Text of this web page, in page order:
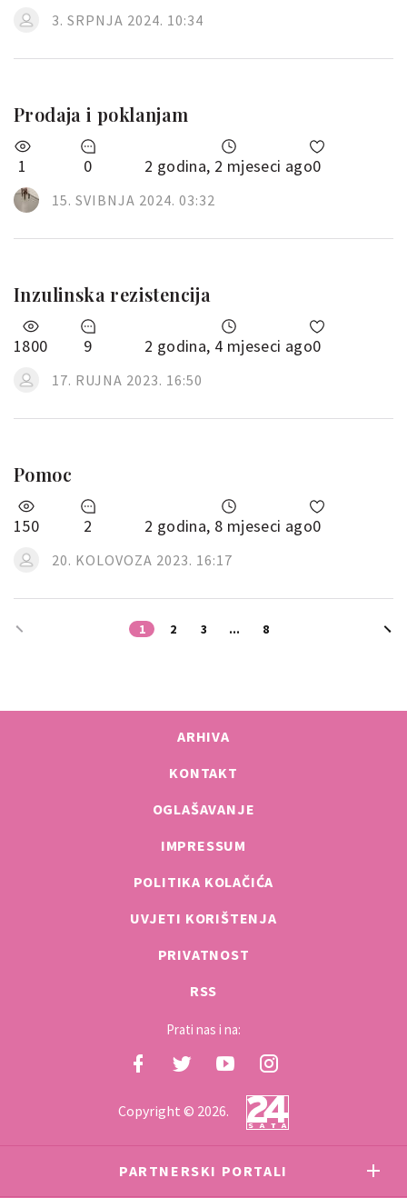
3. SRPNJA 2024. 10:34
Prodaja i poklanjam
1 0 2 godina, 2 mjeseci ago0
15. SVIBNJA 2024. 03:32
Inzulinska rezistencija
1800 9 2 godina, 4 mjeseci ago0
17. RUJNA 2023. 16:50
Pomoc
150 2 2 godina, 8 mjeseci ago0
20. KOLOVOZA 2023. 16:17
1 2 3 ... 8
ARHIVA
KONTAKT
OGLAŠAVANJE
IMPRESSUM
POLITIKA KOLAČIĆA
UVJETI KORIŠTENJA
PRIVATNOST
RSS
Prati nas i na:
Copyright © 2026.
PARTNERSKI PORTALI